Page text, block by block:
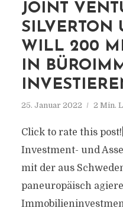
JOINT
SILVERTON
WILL 200
IN
25. Januar 2022 2 Min.
Click to rate this
Investment- und
mit der aus
paneuropäisch